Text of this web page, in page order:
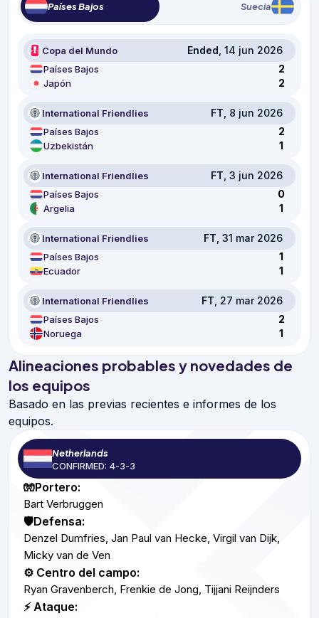
Países Bajos Suecia
Copa del Mundo Ended , 14 jun 2026
Países Bajos 2
Japón 2
International Friendlies FT , 8 jun 2026
Países Bajos 2
Uzbekistán 1
International Friendlies FT , 3 jun 2026
Países Bajos 0
Argelia 1
International Friendlies FT , 31 mar 2026
Países Bajos 1
Ecuador 1
International Friendlies FT , 27 mar 2026
Países Bajos 2
Noruega 1
Alineaciones probables y novedades de
los equipos
Basado en las previas recientes e informes de los
equipos.
Netherlands
CONFIRMED: 4-3-3
🧤Portero:
Bart Verbruggen
🛡️Defensa:
Denzel Dumfries, Jan Paul van Hecke, Virgil van Dijk,
Micky van de Ven
⚙️ Centro del campo:
Ryan Gravenberch, Frenkie de Jong, Tijjani Reijnders
⚡ Ataque: